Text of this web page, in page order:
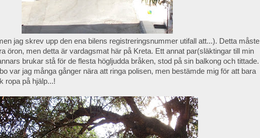
jag skrev upp den ena bilens registreringsnummer utifall att...). Detta måste
öron, men detta är vardagsmat här på Kreta. Ett annat par(släktingar till min
brukar stå för de flesta högljudda bråken, stod på sin balkong och tittade.
var jag många gånger nära att ringa polisen, men bestämde mig för att bara
ropa på hjälp...!